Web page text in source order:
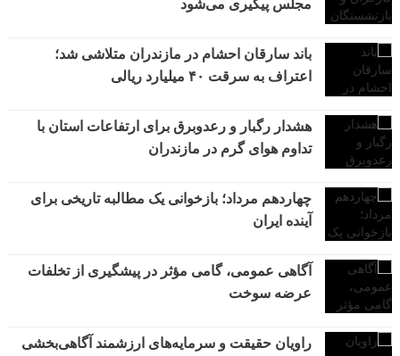
مجلس پیگیری می‌شود
باند سارقان احشام در مازندران متلاشی شد؛
اعتراف به سرقت ۴۰ میلیارد ریالی
هشدار رگبار و رعدوبرق برای ارتفاعات استان با
تداوم هوای گرم در مازندران
چهاردهم مرداد؛ بازخوانی یک مطالبه تاریخی برای
آینده ایران
آگاهی عمومی، گامی مؤثر در پیشگیری از تخلفات
عرضه سوخت
راویان حقیقت و سرمایه‌های ارزشمند آگاهی‌بخشی